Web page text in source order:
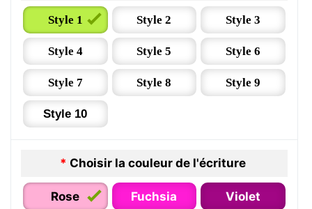
Style 1 Style 2 Style 3
Style 4 Style 5 Style 6
Style 7 Style 8 Style 9
Style 10
* Choisir la couleur de l'écriture
Rose Fuchsia Violet